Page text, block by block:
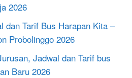
2026
dan Tarif Bus Harapan Kita –
Probolinggo 2026
Jadwal dan Tarif bus
Baru 2026